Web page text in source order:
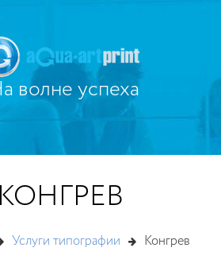
волне успеха
КОНГРЕВ
Услуги типографии Конгрев